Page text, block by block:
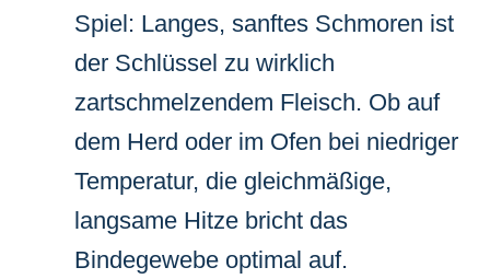
Spiel: Langes, sanftes Schmoren ist
der Schlüssel zu wirklich
zartschmelzendem Fleisch. Ob auf
dem Herd oder im Ofen bei niedriger
Temperatur, die gleichmäßige,
langsame Hitze bricht das
Bindegewebe optimal auf.